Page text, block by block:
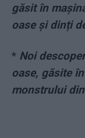
găsit în
oase și dinți
* Noi
oase, găsite
monstrului